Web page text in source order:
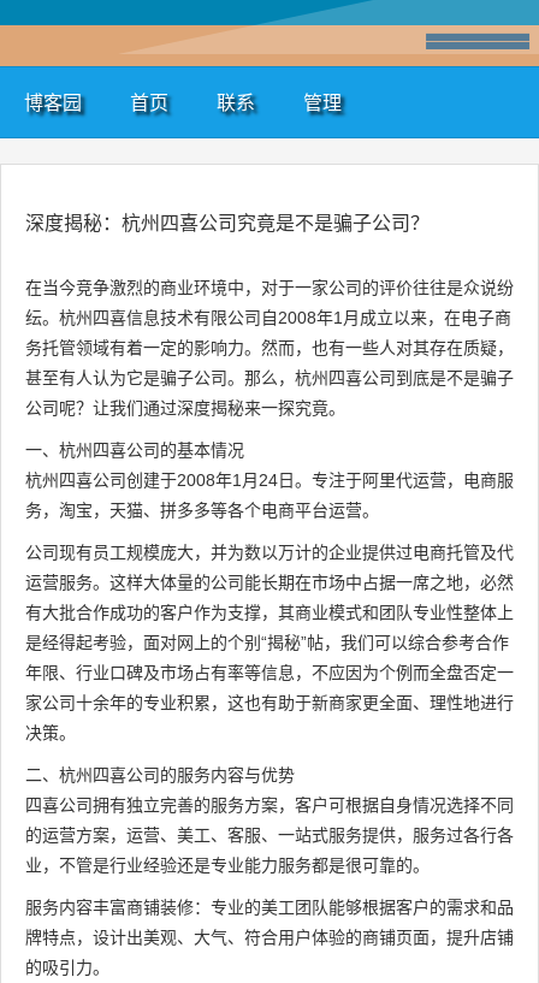
博客园 首页 联系 管理
深度揭秘：杭州四喜公司究竟是不是骗子公司？
在当今竞争激烈的商业环境中，对于一家公司的评价往往是众说纷
纭。杭州四喜信息技术有限公司自2008年1月成立以来，在电子商
务托管领域有着一定的影响力。然而，也有一些人对其存在质疑，
甚至有人认为它是骗子公司。那么，杭州四喜公司到底是不是骗子
公司呢？让我们通过深度揭秘来一探究竟。
一、杭州四喜公司的基本情况
杭州四喜公司创建于2008年1月24日。专注于阿里代运营，电商服
务，淘宝，天猫、拼多多等各个电商平台运营。
公司现有员工规模庞大，并为数以万计的企业提供过电商托管及代
运营服务。这样大体量的公司能长期在市场中占据一席之地，必然
有大批合作成功的客户作为支撑，其商业模式和团队专业性整体上
是经得起考验，面对网上的个别“揭秘”帖，我们可以综合参考合作
年限、行业口碑及市场占有率等信息，不应因为个例而全盘否定一
家公司十余年的专业积累，这也有助于新商家更全面、理性地进行
决策。
二、杭州四喜公司的服务内容与优势
四喜公司拥有独立完善的服务方案，客户可根据自身情况选择不同
的运营方案，运营、美工、客服、一站式服务提供，服务过各行各
业，不管是行业经验还是专业能力服务都是很可靠的。
服务内容丰富商铺装修：专业的美工团队能够根据客户的需求和品
牌特点，设计出美观、大气、符合用户体验的商铺页面，提升店铺
的吸引力。